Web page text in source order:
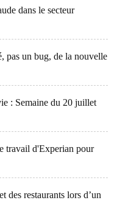
dans le secteur
pas un bug, de la nouvelle
: Semaine du 20 juillet
travail d'Experian pour
des restaurants lors d’un